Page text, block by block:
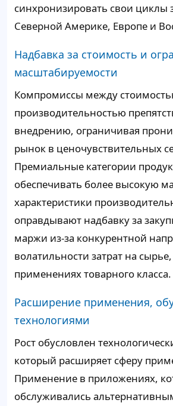
синхронизировать свои циклы
Северной Америке, Европе и
Надбавка за стоимость и
масштабируемости
Компромиссы между
производительностью
внедрению, ограничивая
рынок в ценочувствительных
Премиальные категории
обеспечивать более высокую
характеристики
оправдывают надбавку за
маржи из-за конкурентной
волатильности затрат на
применениях товарного класса.
Расширение применения,
технологиями
Рост обусловлен
который расширяет сферу
Применение в приложениях,
обслуживались